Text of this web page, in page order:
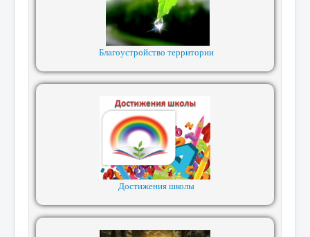
Благоустройство территории
Достижения школы